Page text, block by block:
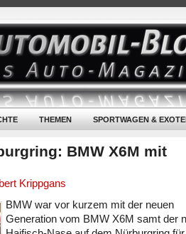
THEMEN SPORTWAGEN &
BMW X6M mit
Krippgans
BMW war vor kurzem mit der neuen
Generation vom BMW X6M samt der